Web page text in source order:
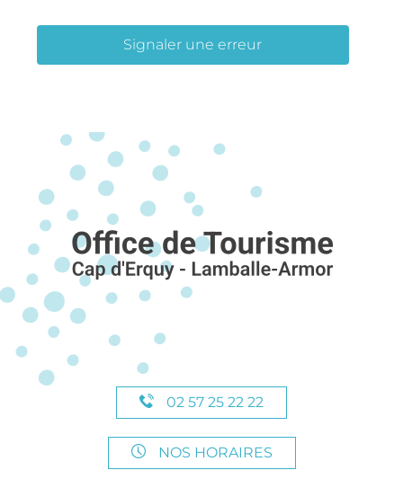
Signaler une erreur
02 57 25 22 22
NOS HORAIRES